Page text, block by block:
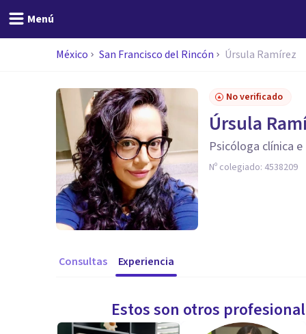
Menú
México San Francisco del Rincón Úrsula Ramírez
No verificado
Úrsula
Psicóloga clínica
Nº colegiado: 4538209
Consultas Experiencia
Estos son otros